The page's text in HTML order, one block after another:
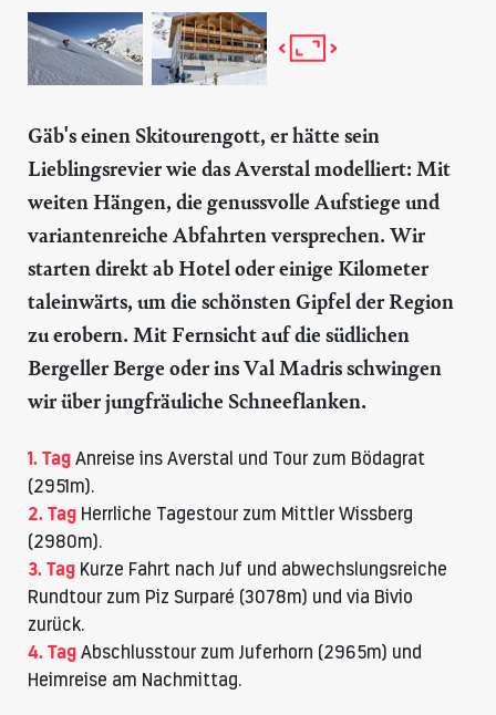
Gäb's einen Skitourengott, er hätte sein
Lieblingsrevier wie das Averstal modelliert: Mit
weiten Hängen, die genussvolle Aufstiege und
variantenreiche Abfahrten versprechen. Wir
starten direkt ab Hotel oder einige Kilometer
taleinwärts, um die schönsten Gipfel der Region
zu erobern. Mit Fernsicht auf die südlichen
Bergeller Berge oder ins Val Madris schwingen
wir über jungfräuliche Schneeflanken.
1. Tag Anreise ins Averstal und Tour zum Bödagrat
(2951m).
2. Tag Herrliche Tagestour zum Mittler Wissberg
(2980m).
3. Tag Kurze Fahrt nach Juf und abwechslungsreiche
Rundtour zum Piz Surparé (3078m) und via Bivio
zurück.
4. Tag Abschlusstour zum Juferhorn (2965m) und
Heimreise am Nachmittag.